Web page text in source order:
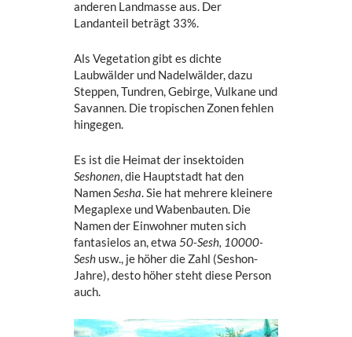
anderen Landmasse aus. Der
Landanteil beträgt 33%.
Als Vegetation gibt es dichte
Laubwälder und Nadelwälder, dazu
Steppen, Tundren, Gebirge, Vulkane und
Savannen. Die tropischen Zonen fehlen
hingegen.
Es ist die Heimat der insektoiden
Seshonen, die Hauptstadt hat den
NamenSesha. Sie hat mehrere kleinere
Megaplexe und Wabenbauten. Die
Namen der Einwohner muten sich
fantasielos an, etwa50-Sesh, 10000-
Sesh usw., je höher die Zahl (Seshon-
Jahre), desto höher steht diese Person
auch.